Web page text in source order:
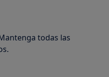
todas las